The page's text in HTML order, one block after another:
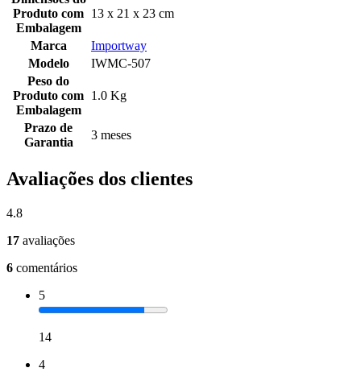
Produto com
Embalagem
13 x 21 x 23 cm
Marca
Importway
Modelo
IWMC-507
Peso do
Produto com
Embalagem
1.0 Kg
Prazo de
Garantia
3 meses
Avaliações dos clientes
4.8
17 avaliações
6 comentários
5
14
4